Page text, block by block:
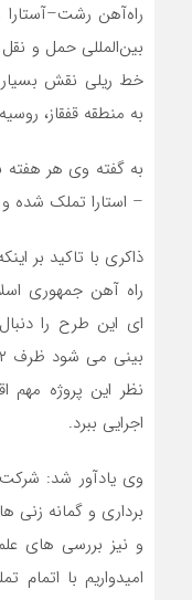
راه‌آهن
بین‌المللی حمل‌ و
خط ریلی نقش بسیار
به منطقه قفقاز،
به گفته وی هر هفته
– استارا تملک شده
ذاکری با تاکید بر
راه آهن جمهوری
ای این طرح را
نظر این پروژه مهم
اجرایی ببرد.
وی یادآور شد: شرکت
برداری و گمانه زنی
و نیز بررسی های
امیدواریم با اتمام